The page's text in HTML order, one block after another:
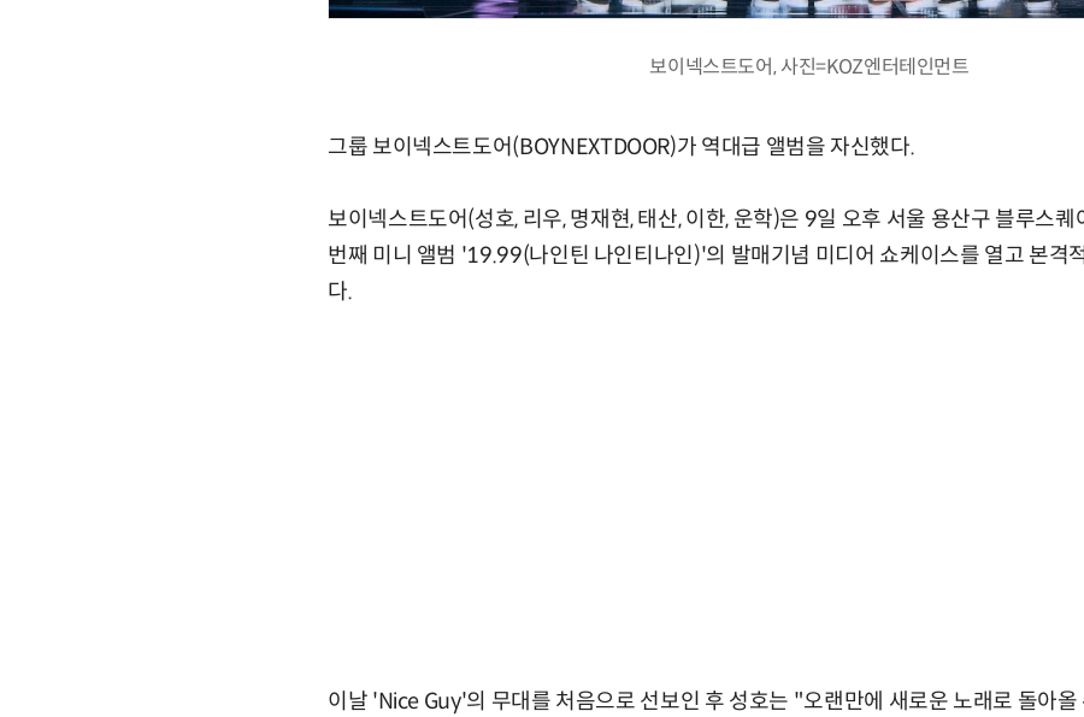
보이넥스트도어, 사진=KOZ엔터테인먼트
그룹 보이넥스트도어(BOYNEXTDOOR)가 역대급 앨범을 자신했다.
보이넥스트도어(성호, 리우, 명재현, 태산, 이한, 운학)은 9일 오후 서울 용산구 블루스퀘
번째 미니 앨범 '19.99(나인틴 나인티나인)'의 발매기념 미디어 쇼케이스를 열고 본격
다.
이날 'Nice Guy'의 무대를 처음으로 선보인 후 성호는 "오랜만에 새로운 노래로 돌아올